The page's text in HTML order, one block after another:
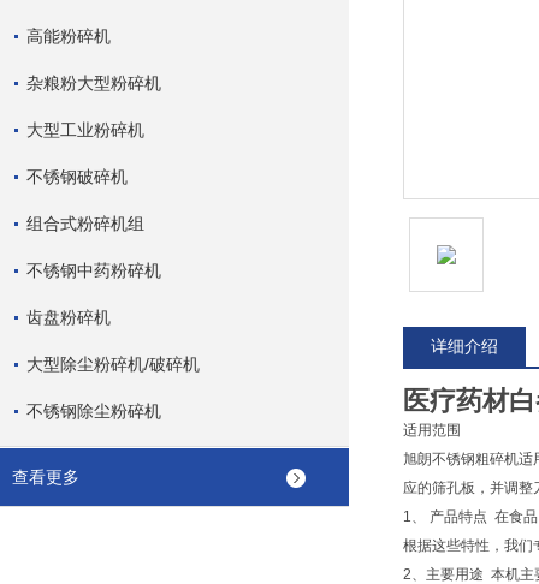
高能粉碎机
杂粮粉大型粉碎机
大型工业粉碎机
不锈钢破碎机
组合式粉碎机组
不锈钢中药粉碎机
齿盘粉碎机
大型除尘粉碎机/破碎机
不锈钢除尘粉碎机
查看更多
详细介绍
医疗药材
适用范围
旭朗不锈钢粗碎机
应的筛孔板，并调整
1、 产品特点 在食
根据这些特性，我
2、主要用途 本机主